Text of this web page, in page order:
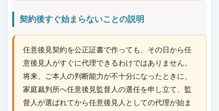
契約後すぐ始まらないことの説明
任意後見契約を公正証書で作っても、その日から任
意後見人がすぐに代理できるわけではありません。
将来、ご本人の判断能力が不十分になったときに、
家庭裁判所へ任意後見監督人の選任を申し立て、監
督人が選ばれてから任意後見人としての代理が始ま